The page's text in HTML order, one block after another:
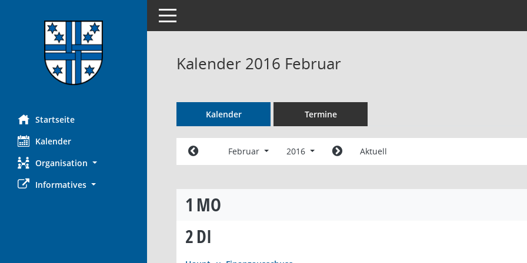
Startseite
Kalender
Organisation
Informatives
Toggle navigation
Kalender 2016 Februar
Kalender Termine
Februar 2016 Aktuell
1 MO
2DI